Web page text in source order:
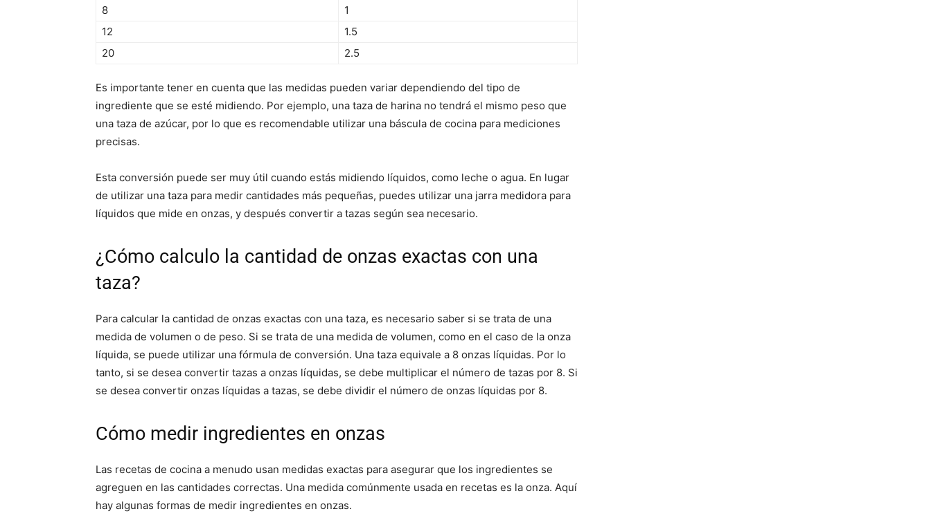
8
1
12
1.5
20
2.5
Es importante tener en cuenta que las medidas pueden variar dependiendo del tipo de
ingrediente que se esté midiendo. Por ejemplo, una taza de harina no tendrá el mismo peso que
una taza de azúcar, por lo que es recomendable utilizar una báscula de cocina para mediciones
precisas.
Esta conversión puede ser muy útil cuando estás midiendo líquidos, como leche o agua. En lugar
de utilizar una taza para medir cantidades más pequeñas, puedes utilizar una jarra medidora para
líquidos que mide en onzas, y después convertir a tazas según sea necesario.
¿Cómo calculo la cantidad de onzas exactas con una
taza?
Para calcular la cantidad de onzas exactas con una taza, es necesario saber si se trata de una
medida de volumen o de peso. Si se trata de una medida de volumen, como en el caso de la onza
líquida, se puede utilizar una fórmula de conversión. Una taza equivale a 8 onzas líquidas. Por lo
tanto, si se desea convertir tazas a onzas líquidas, se debe multiplicar el número de tazas por 8. Si
se desea convertir onzas líquidas a tazas, se debe dividir el número de onzas líquidas por 8.
Cómo medir ingredientes en onzas
Las recetas de cocina a menudo usan medidas exactas para asegurar que los ingredientes se
agreguen en las cantidades correctas. Una medida comúnmente usada en recetas es la onza. Aquí
hay algunas formas de medir ingredientes en onzas.